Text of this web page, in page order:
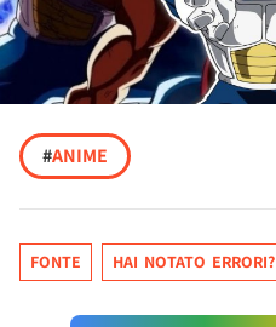
#ANIME
FONTE HAI NOTATO ERRORI?